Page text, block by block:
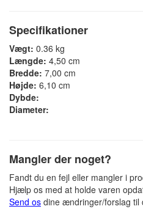
Specifikationer
Vægt: 0.36 kg
Længde: 4,50 cm
Bredde: 7,00 cm
Højde: 6,10 cm
Dybde:
Diameter:
Mangler der noget?
Fandt du en fejl eller mangler i
Hjælp os med at holde varen
Send os dine ændringer/forslag til